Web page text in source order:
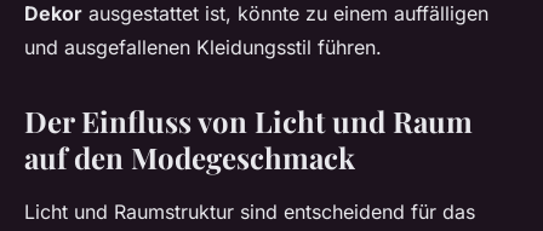
Dekor ausgestattet ist, könnte zu einem auffälligen
und ausgefallenen Kleidungsstil führen.
Der Einfluss von Licht und Raum
auf den Modegeschmack
Licht und Raumstruktur sind entscheidend für das